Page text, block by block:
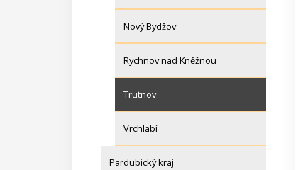
Nový Bydžov
Rychnov nad Kněžnou
Trutnov
Vrchlabí
Pardubický kraj